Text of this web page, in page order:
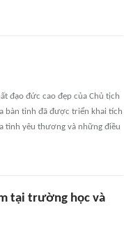
đạo đức cao đẹp của Chủ tịch
bàn tỉnh đã được triển khai tích
tình yêu thương và những điều
tại trường học và